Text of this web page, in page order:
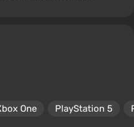
One PlayStation 5